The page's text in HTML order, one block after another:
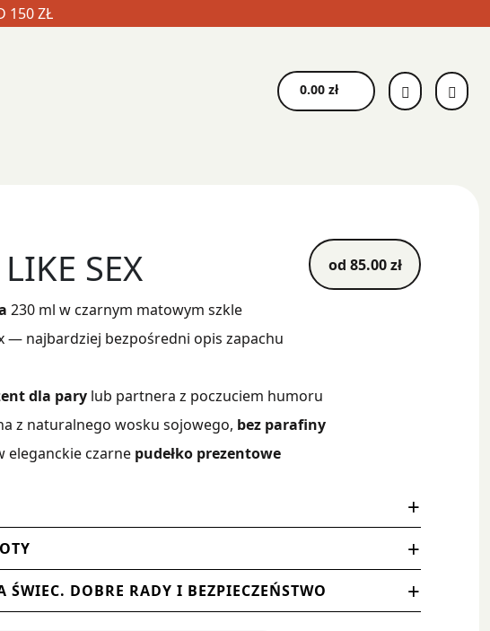
150 ZŁ
0.00 zł
SEX od 85.00zł
230 ml w czarnym matowym szkle
— najbardziej bezpośredni opis zapachu
dla parylub partnera z poczuciem humoru
z naturalnego wosku sojowego, bez parafiny
eleganckie czarne pudełko prezentowe
ŚWIEC. DOBRE RADY I BEZPIECZEŃSTWO